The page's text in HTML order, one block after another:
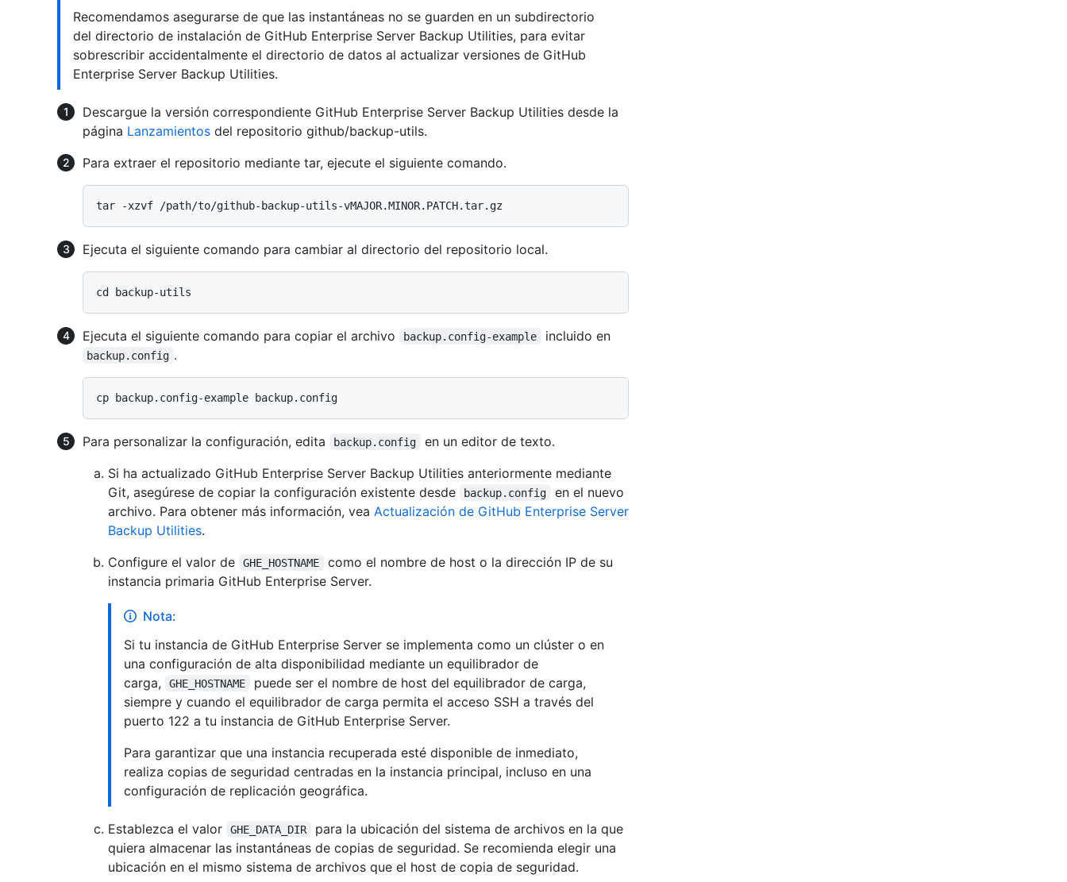
Recomendamos asegurarse de que las instantáneas no se guarden en un subdirectorio
del directorio de instalación de GitHub Enterprise Server Backup Utilities, para evitar
sobrescribir accidentalmente el directorio de datos al actualizar versiones de GitHub
Enterprise Server Backup Utilities.
Descargue la versión correspondiente GitHub Enterprise Server Backup Utilities desde la
página Lanzamientos del repositorio github/backup-utils.
Para extraer el repositorio mediante tar, ejecute el siguiente comando.
Ejecuta el siguiente comando para cambiar al directorio del repositorio local.
Ejecuta el siguiente comando para copiar el archivo backup.config-example incluido en
backup.config .
Para personalizar la configuración, edita backup.config
en un editor de texto.
Si ha actualizado GitHub Enterprise Server Backup Utilities anteriormente mediante
Git, asegúrese de copiar la configuración existente desde
backup.config
en el nuevo
archivo. Para obtener más información, vea Actualización de GitHub Enterprise Server
Backup Utilities.
Configure el valor de
GHE_HOSTNAME
como el nombre de host o la dirección IP de su
instancia primaria GitHub Enterprise Server.
Nota:
Si tu instancia de GitHub Enterprise Server se implementa como un clúster o en
una configuración de alta disponibilidad mediante un equilibrador de
carga,
GHE_HOSTNAME
puede ser el nombre de host del equilibrador de carga,
siempre y cuando el equilibrador de carga permita el acceso SSH a través del
puerto 122 a tu instancia de GitHub Enterprise Server.
Para garantizar que una instancia recuperada esté disponible de inmediato,
realiza copias de seguridad centradas en la instancia principal, incluso en una
configuración de replicación geográfica.
Establezca el valor GHE_DATA_DIR
para la ubicación del sistema de archivos en la que
quiera almacenar las instantáneas de copias de seguridad. Se recomienda elegir una
ubicación en el mismo sistema de archivos que el host de copia de seguridad.